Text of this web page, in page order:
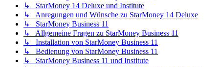
↳ StarMoney 14 Deluxe und Institute
↳ Anregungen und Wünsche zu StarMoney 14 Deluxe
↳ StarMoney Business 11
↳ Allgemeine Fragen zu StarMoney Business 11
↳ Installation von StarMoney Business 11
↳ Bedienung von StarMoney Business 11
↳ StarMoney Business 11 und Institute